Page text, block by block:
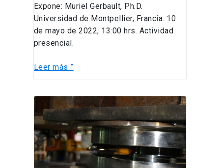
Expone: Muriel Gerbault, Ph.D.
Universidad de Montpellier, Francia. 10
de mayo de 2022, 13:00 hrs. Actividad
presencial.
Cordon
Caulle
areas”
Leer más ”
Seminarios
DIEG:
“Mitigación
de
los
efectos